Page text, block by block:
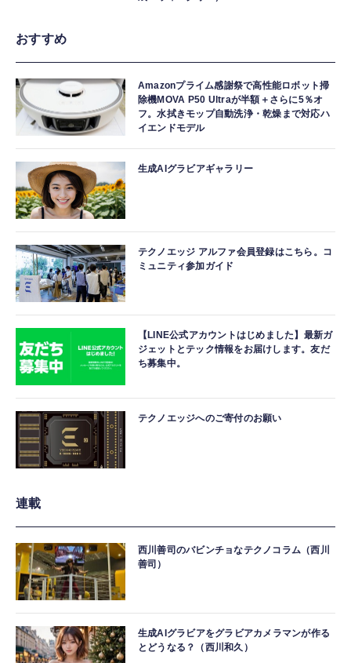
おすすめ
Amazonプライム感謝祭で高性能ロボット掃
除機MOVA P50 Ultraが半額＋さらに5％オ
フ。水拭きモップ自動洗浄・乾燥まで対応ハ
イエンドモデル
生成AIグラビアギャラリー
テクノエッジ アルファ会員登録はこちら。コ
ミュニティ参加ガイド
【LINE公式アカウントはじめました】最新ガ
ジェットとテック情報をお届けします。友だ
ち募集中。
テクノエッジへのご寄付のお願い
連載
西川善司のバビンチョなテクノコラム（西川
善司）
生成AIグラビアをグラビアカメラマンが作る
とどうなる？（西川和久）